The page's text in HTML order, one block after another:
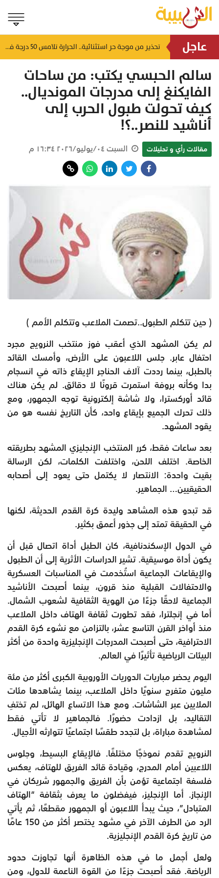
عاجل منذ ١٢ ساعة لتشوه المظهر الحضاري وتعطل الحركة التجارية.. أهالي العوابي يطالبون عبر "الشبيبة" بإنقاذ سوقهم القديم من "كبارة الأسماك" المهجورة تحذير من موجة حر استثنائية.. الحرارة تلامس 50 درجة في بعض مناطق سلطنة عُمان
سالم الحبسي يكتب: من ساحات
الفايكنغ إلى مدرجات المونديال..
كيف تحولت طبول الحرب إلى
أناشيد للنصر..؟!
مقالات رأي و تحليلات السبت ٠٤/يوليو/٢٠٢٦ ١٦:٣٤ م
( حين تتكلم الطبول..تصمت الملاعب وتتكلم الأمم )
لم يكن المشهد الذي أعقب فوز منتخب النرويج مجرد
احتفال عابر. جلس اللاعبون على الأرض، وأمسك القائد
بالطبل، بينما رددت آلاف الحناجر الإيقاع ذاته في انسجام
بدا وكأنه بروفة استمرت قرونًا لا دقائق. لم يكن هناك
قائد أوركسترا، ولا شاشة إلكترونية توجه الجمهور، ومع
ذلك تحرك الجميع بإيقاع واحد، كأن التاريخ نفسه هو من
يقود المشهد.
بعد ساعات فقط، كرر المنتخب الإنجليزي المشهد بطريقته
الخاصة. اختلف اللحن، واختلفت الكلمات، لكن الرسالة
بقيت واحدة: الانتصار لا يكتمل حتى يعود إلى أصحابه
الحقيقيين… الجماهير.
قد تبدو هذه المشاهد وليدة كرة القدم الحديثة، لكنها
في الحقيقة تمتد إلى جذور أعمق بكثير.
في الدول الإسكندنافية، كان الطبل أداة اتصال قبل أن
يكون أداة موسيقية. تشير الدراسات الأثرية إلى أن الطبول
والإيقاعات الجماعية استُخدمت في المناسبات العسكرية
والاحتفالات القبلية منذ قرون، بينما أصبحت الأناشيد
الجماعية لاحقًا جزءًا من الهوية الثقافية لشعوب الشمال.
أما في إنجلترا، فقد تطورت ثقافة الهتاف داخل الملاعب
منذ أواخر القرن التاسع عشر، بالتزامن مع نشوء كرة القدم
الاحترافية، حتى أصبحت المدرجات الإنجليزية واحدة من أكثر
البيئات الرياضية تأثيرًا في العالم.
اليوم يحضر مباريات الدوريات الأوروبية الكبرى أكثر من مئة
مليون متفرج سنويًا داخل الملاعب، بينما يشاهدها مئات
الملايين عبر الشاشات. ومع هذا الاتساع الهائل، لم تختفِ
التقاليد، بل ازدادت حضورًا. فالجماهير لا تأتي فقط
لمشاهدة مباراة، بل لتجدد طقسًا اجتماعيًا تتوارثه الأجيال.
النرويج تقدم نموذجًا مختلفًا. فالإيقاع البسيط، وجلوس
اللاعبين أمام المدرج، وقيادة قائد الفريق للهتاف، يعكس
فلسفة اجتماعية تؤمن بأن الفريق والجمهور شريكان في
الإنجاز. أما الإنجليز، فيفضلون ما يعرف بثقافة “الهتاف
المتبادل”، حيث يبدأ اللاعبون أو الجمهور مقطعًا، ثم يأتي
الرد من الطرف الآخر في مشهد يختصر أكثر من 150 عامًا
من تاريخ كرة القدم الإنجليزية.
ولعل أجمل ما في هذه الظاهرة أنها تجاوزت حدود
الرياضة. فقد أصبحت جزءًا من القوة الناعمة للدول، ومن